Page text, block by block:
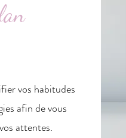
vos habitudes
afin de vous
attentes.